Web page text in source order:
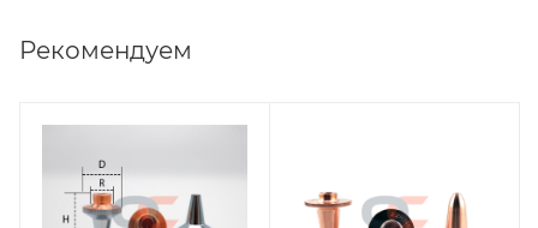
Рекомендуем